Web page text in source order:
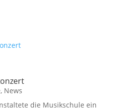
, News
die Musikschule ein